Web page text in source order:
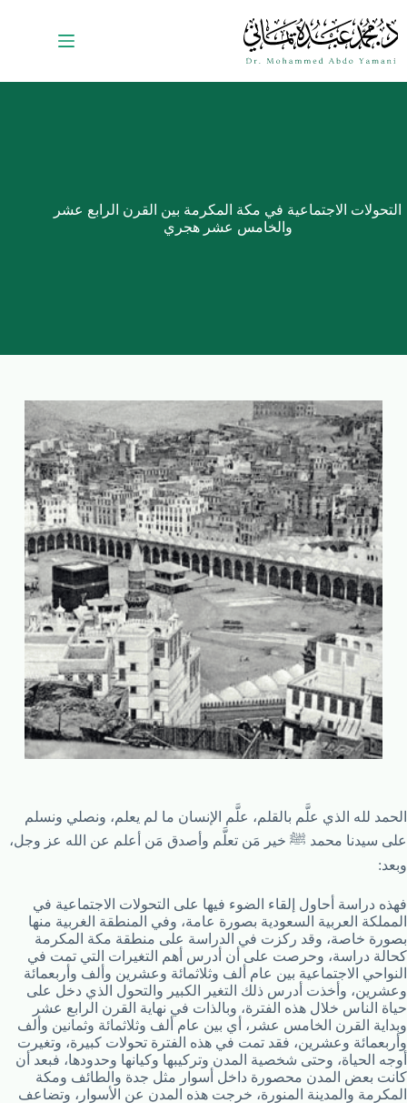
التحولات الاجتماعية في مكة المكرمة بين القرن الرابع عشر
والخامس عشر هجري
الحمد لله الذي علَّم بالقلم، علَّم الإنسان ما لم يعلم، ونصلي ونسلم
على سيدنا محمد ﷺ خير مَن تعلَّم وأصدق مَن أعلم عن الله عز وجل،
وبعد:
فهذه دراسة أحاول إلقاء الضوء فيها على التحولات الاجتماعية في
المملكة العربية السعودية بصورة عامة، وفي المنطقة الغربية منها
بصورة خاصة، وقد ركزت في الدراسة على منطقة مكة المكرمة
كحالة دراسة، وحرصت على أن أدرس أهم التغيرات التي تمت في
النواحي الاجتماعية بين عام ألف وثلاثمائة وعشرين وألف وأربعمائة
وعشرين، وأخذت أدرس ذلك التغير الكبير والتحول الذي دخل على
حياة الناس خلال هذه الفترة، وبالذات في نهاية القرن الرابع عشر
وبداية القرن الخامس عشر، أي بين عام ألف وثلاثمائة وثمانين وألف
وأربعمائة وعشرين، فقد تمت في هذه الفترة تحولات كبيرة، وتغيرت
أوجه الحياة، وحتى شخصية المدن وتركيبها وكيانها وحدودها، فبعد أن
كانت بعض المدن محصورة داخل أسوار مثل جدة والطائف ومكة
المكرمة والمدينة المنورة، خرجت هذه المدن عن الأسوار، وتضاعف